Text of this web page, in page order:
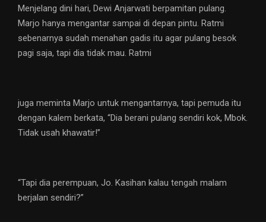
Menjelang dini hari, Dewi Anjarwati berpamitan pulang.
Marjo hanya mengantar sampai di depan pintu. Ratmi
sebenarnya sudah menahan gadis itu agar pulang besok
pagi saja, tapi dia tidak mau. Ratmi
juga meminta Marjo untuk mengantarnya, tapi pemuda itu
dengan kalem berkata, “Dia berani pulang sendiri kok, Mbok.
Tidak usah khawatir!”
“Tapi dia perempuan, Jo. Kasihan kalau tengah malam
berjalan sendiri?”